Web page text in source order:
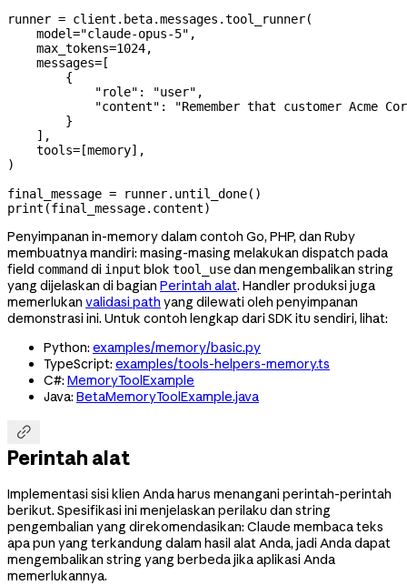
runner = client.beta.messages.tool_runner(
    model
="claude-opus-5" ,
    max_tokens
=1024,
    messages
= [
        {
            "role"
: "user" ,
            "content"
:
"Remember that customer Acme
        }
    ],
    tools
= [memory],
)
final_message = runner.until_done()
print (final_message.content)
Penyimpanan in-memory dalam contoh Go, PHP, dan Ruby
membuatnya mandiri: masing-masing melakukan dispatch pada
field command di input blok tool_usedan mengembalikan string
yang dijelaskan di bagian Perintah alat. Handler produksi juga
memerlukan validasi path yang dilewati oleh penyimpanan
demonstrasi ini. Untuk contoh lengkap dari SDK itu sendiri, lihat:
Python: examples/memory/basic.py
TypeScript: examples/tools-helpers-memory.ts
C#: MemoryToolExample
Java: BetaMemoryToolExample.java

Perintah alat
Implementasi sisi klien Anda harus menangani perintah-perintah
berikut. Spesifikasi ini menjelaskan perilaku dan string
pengembalian yang direkomendasikan: Claude membaca teks
apa pun yang terkandung dalam hasil alat Anda, jadi Anda dapat
mengembalikan string yang berbeda jika aplikasi Anda
memerlukannya.